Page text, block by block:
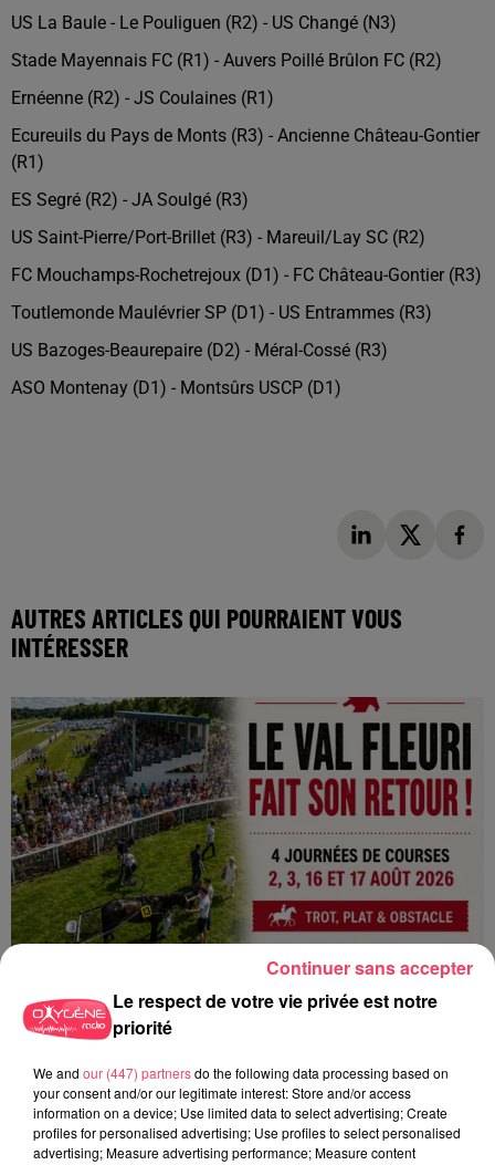
US La Baule - Le Pouliguen (R2) - US Changé (N3)
Stade Mayennais FC (R1) - Auvers Poillé Brûlon FC (R2)
Ernéenne (R2) - JS Coulaines (R1)
Ecureuils du Pays de Monts (R3) - Ancienne Château-Gontier
(R1)
ES Segré (R2) - JA Soulgé (R3)
US Saint-Pierre/Port-Brillet (R3) - Mareuil/Lay SC (R2)
FC Mouchamps-Rochetrejoux (D1) - FC Château-Gontier (R3)
Toutlemonde Maulévrier SP (D1) - US Entrammes (R3)
US Bazoges-Beaurepaire (D2) - Méral-Cossé (R3)
ASO Montenay (D1) - Montsûrs USCP (D1)
AUTRES ARTICLES QUI POURRAIENT VOUS
INTÉRESSER
1er août 2026
PODCAST : L’HIPPODROME DE ROCHEFORT-SUR-LOIRE PRÊT À
RETROUVER SON...
Le respect de votre vie privée est notre
priorité
We and our (447) partnersdo the following data processing based on
your consent and/or our legitimate interest: Store and/or access
information on a device; Use limited data to select advertising; Create
profiles for personalised advertising; Use profiles to select personalised
advertising; Measure advertising performance; Measure content
Continuer sans accepter